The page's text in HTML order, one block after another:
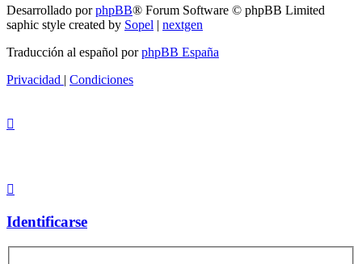
Desarrollado porphpBB® Forum Software © phpBB Limited
saphic style created by Sopel | nextgen
Traducción al español porphpBB España
Privacidad | Condiciones
Identificarse